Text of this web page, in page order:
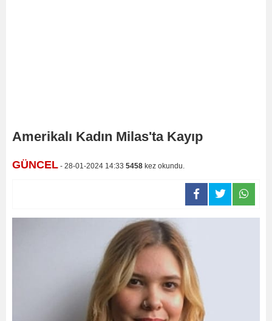
Amerikalı Kadın Milas'ta Kayıp
GÜNCEL - 28-01-2024 14:33 5458 kez okundu.